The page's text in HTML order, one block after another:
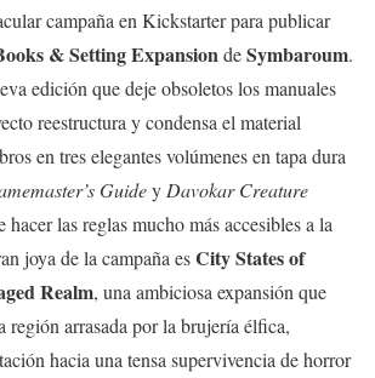
campaña en Kickstarter para publicar
& Setting Expansion deSymbaroum.
edición que deje obsoletos los manuales
reestructura y condensa el material
en tres elegantes volúmenes en tapa dura
Guidey Davokar Creature
las reglas mucho más accesibles a la
joya de la campaña esCity States of
Realm, una ambiciosa expansión que
región arrasada por la brujería élfica,
hacia una tensa supervivencia de horror